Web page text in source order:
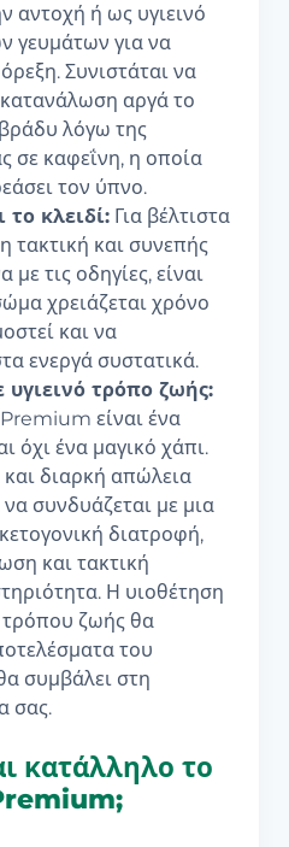
αντοχή ή ως υγιεινό
γευμάτων για να
Συνιστάται να
αργά το
λόγω της
σε καφεΐνη, η οποία
τον ύπνο.
το κλειδί: Για βέλτιστα
τακτική και συνεπής
τις οδηγίες, είναι
χρειάζεται χρόνο
και να
ενεργά συστατικά.
υγιεινό τρόπο ζωής:
είναι ένα
όχι ένα μαγικό χάπι.
και διαρκή απώλεια
συνδυάζεται με μια
διατροφή,
και τακτική
Η υιοθέτηση
τρόπου ζωής θα
του
συμβάλει στη
σας.
κατάλληλο το